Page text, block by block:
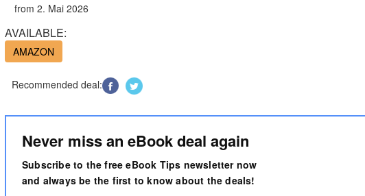
from 2. Mai 2026
AVAILABLE:
AMAZON
Recommended deal:
Never miss an eBook deal again
Subscribe to the free eBook Tips newsletter now
and always be the first to know about the deals!